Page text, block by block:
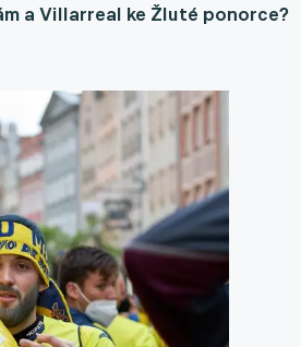
a Villarreal ke Žluté ponorce?